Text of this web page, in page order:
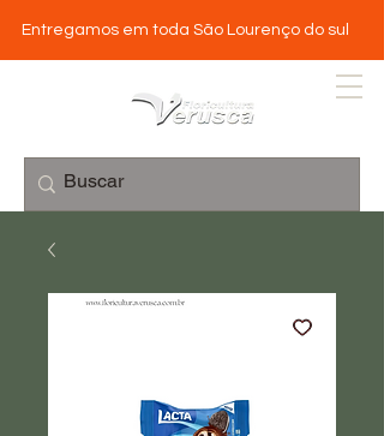
Entregamos em toda São Lourenço do sul